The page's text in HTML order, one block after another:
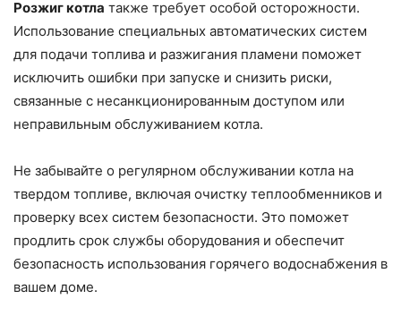
Розжиг котла также требует особой осторожности.
Использование специальных автоматических систем
для подачи топлива и разжигания пламени поможет
исключить ошибки при запуске и снизить риски,
связанные с несанкционированным доступом или
неправильным обслуживанием котла.
Не забывайте о регулярном обслуживании котла на
твердом топливе, включая очистку теплообменников и
проверку всех систем безопасности. Это поможет
продлить срок службы оборудования и обеспечит
безопасность использования горячего водоснабжения в
вашем доме.